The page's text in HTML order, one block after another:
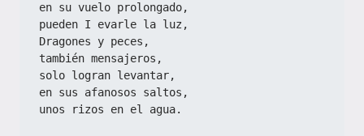
en su vuelo prolongado,
pueden I evarle la luz,
Dragones y peces,
también mensajeros,
solo logran levantar,
en sus afanosos saltos,
unos rizos en el agua.